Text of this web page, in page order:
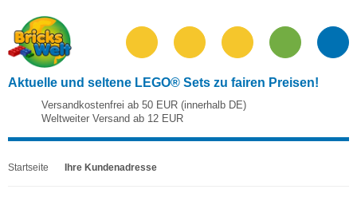
Aktuelle und seltene LEGO® Sets zu fairen Preisen!
Versandkostenfrei ab 50 EUR (innerhalb DE)
Weltweiter Versand ab 12 EUR
Startseite Ihre Kundenadresse